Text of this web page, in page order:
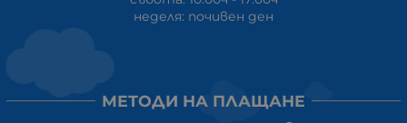
неделя: почивен ден
МЕТОДИ НА ПЛАЩАНЕ